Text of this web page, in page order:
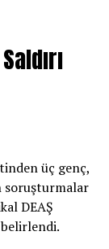
üç genç,
soruşturmalar
DEAŞ